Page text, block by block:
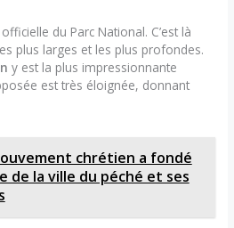
du Parc National. C’est là
plus larges et les plus profondes.
y est la plus impressionnante
est très éloignée, donnant
chrétien a fondé
de la ville du péché et ses